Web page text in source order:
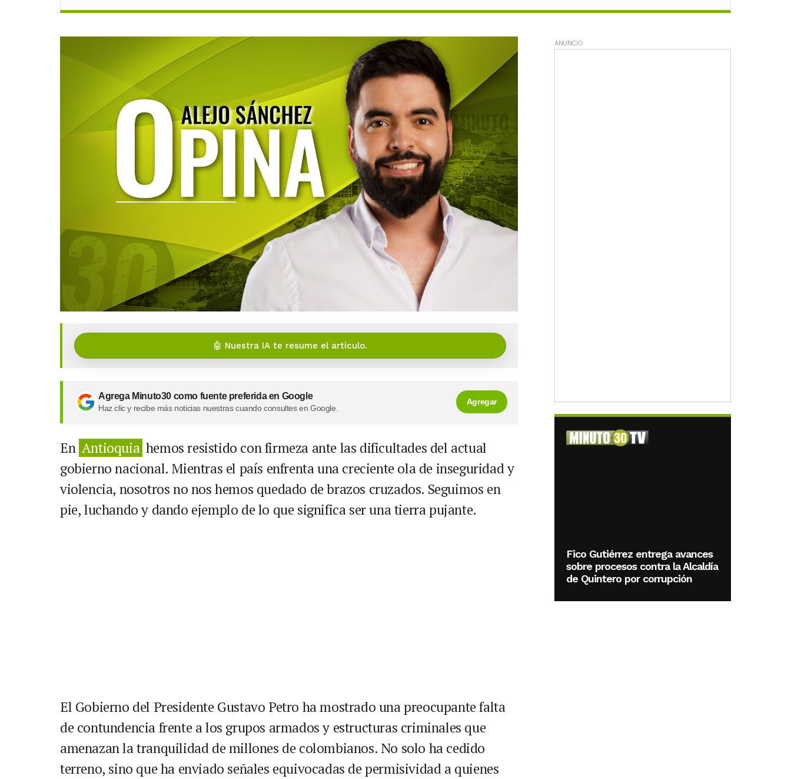
🤖 Nuestra IA te resume el artículo.
Agrega Minuto30 como fuente preferida en Google
Haz clic y recibe más noticias nuestras cuando consultes en Google.
Agregar
En Antioquia hemos resistido con firmeza ante las dificultades del actual
gobierno nacional. Mientras el país enfrenta una creciente ola de inseguridad y
violencia, nosotros no nos hemos quedado de brazos cruzados. Seguimos en
pie, luchando y dando ejemplo de lo que significa ser una tierra pujante.
El Gobierno del Presidente Gustavo Petro ha mostrado una preocupante falta
de contundencia frente a los grupos armados y estructuras criminales que
amenazan la tranquilidad de millones de colombianos. No solo ha cedido
terreno, sino que ha enviado señales equivocadas de permisividad a quienes
ANUNCIO
Fico Gutiérrez entrega avances
sobre procesos contra la Alcaldía
de Quintero por corrupción